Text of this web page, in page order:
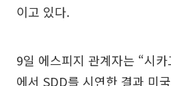
이고 있다.
9일 에스피지 관계자는 “시
에서 SDD를 시연한 결과 미